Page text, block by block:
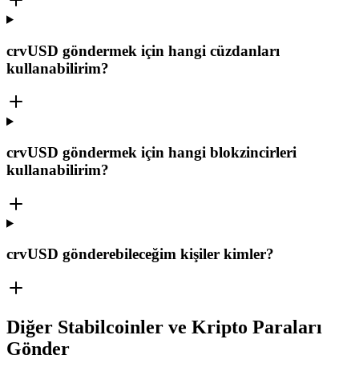
crvUSD göndermek için hangi cüzdanları
kullanabilirim?
crvUSD göndermek için hangi blokzincirleri
kullanabilirim?
crvUSD gönderebileceğim kişiler kimler?
Diğer Stabilcoinler ve Kripto Paraları
Gönder